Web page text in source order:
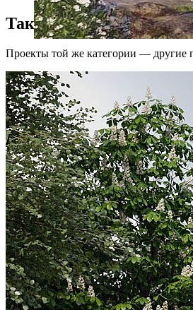
Также смотрят
Проекты той же категории — другие